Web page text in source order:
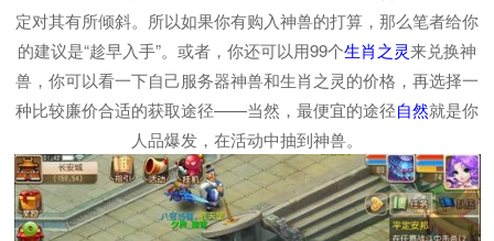
定对其有所倾斜。所以如果你有购入神兽的打算，那么笔者给你
的建议是“趁早入手”。或者，你还可以用99个生肖之灵来兑换神
兽，你可以看一下自己服务器神兽和生肖之灵的价格，再选择一
种比较廉价合适的获取途径——当然，最便宜的途径自然就是你
人品爆发，在活动中抽到神兽。